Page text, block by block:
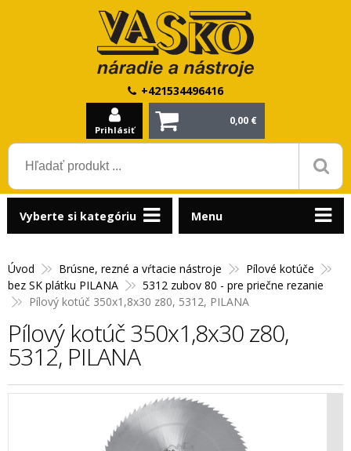
+421534496416
Prihlásiť
0,00 €
Úvod Brúsne, rezné a vŕtacie nástroje
Pílové kotúče
bez SK plátku PILANA
5312 zubov 80 - pre priečne rezanie
Pílový kotúč 350x1,8x30 z80, 5312, PILANA
Pílový kotúč 350x1,8x30 z80,
5312, PILANA
Vyberte si kategóriu Menu